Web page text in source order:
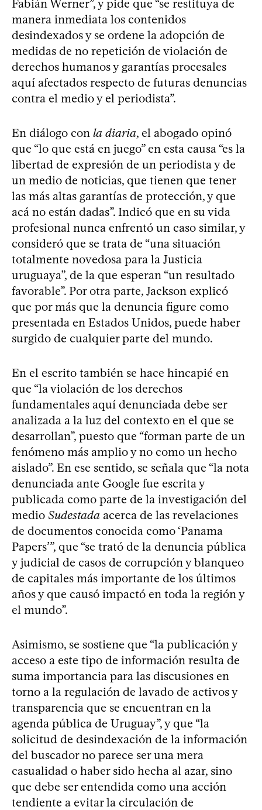
Fabián Werner”, y pide que “se restituya de
manera inmediata los contenidos
desindexados y se ordene la adopción de
medidas de no repetición de violación de
derechos humanos y garantías procesales
aquí afectados respecto de futuras denuncias
contra el medio y el periodista”.
En diálogo con la diaria, el abogado opinó
que “lo que está en juego” en esta causa “es la
libertad de expresión de un periodista y de
un medio de noticias, que tienen que tener
las más altas garantías de protección, y que
acá no están dadas”. Indicó que en su vida
profesional nunca enfrentó un caso similar, y
consideró que se trata de “una situación
totalmente novedosa para la Justicia
uruguaya”, de la que esperan “un resultado
favorable”. Por otra parte, Jackson explicó
que por más que la denuncia figure como
presentada en Estados Unidos, puede haber
surgido de cualquier parte del mundo.
En el escrito también se hace hincapié en
que “la violación de los derechos
fundamentales aquí denunciada debe ser
analizada a la luz del contexto en el que se
desarrollan”, puesto que “forman parte de un
fenómeno más amplio y no como un hecho
aislado”. En ese sentido, se señala que “la nota
denunciada ante Google fue escrita y
publicada como parte de la investigación del
medio Sudestada acerca de las revelaciones
de documentos conocida como ‘Panama
Papers’”, que “se trató de la denuncia pública
y judicial de casos de corrupción y blanqueo
de capitales más importante de los últimos
años y que causó impactó en toda la región y
el mundo”.
Asimismo, se sostiene que “la publicación y
acceso a este tipo de información resulta de
suma importancia para las discusiones en
torno a la regulación de lavado de activos y
transparencia que se encuentran en la
agenda pública de Uruguay”, y que “la
solicitud de desindexación de la información
del buscador no parece ser una mera
casualidad o haber sido hecha al azar, sino
que debe ser entendida como una acción
tendiente a evitar la circulación de